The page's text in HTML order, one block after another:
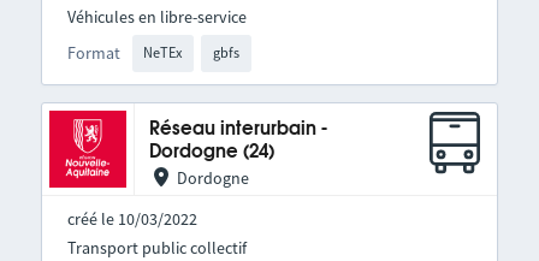
Format NeTEx gbfs
Véhicules en libre-service
Réseau interurbain -
Dordogne (24)
Dordogne
créé le 10/03/2022
Transport public collectif